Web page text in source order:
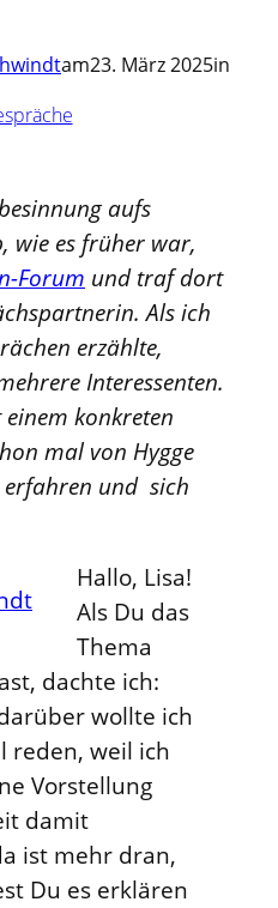
am23. März 2025in
aufs
wie es früher war,
Forum und traf dort
Als ich
erzählte,
Interessenten.
konkreten
mal von Hygge
erfahren und sich
Hallo, Lisa!
Als Du das
Thema
dachte ich:
wollte ich
reden, weil ich
Vorstellung
damit
ist mehr dran,
Du es erklären